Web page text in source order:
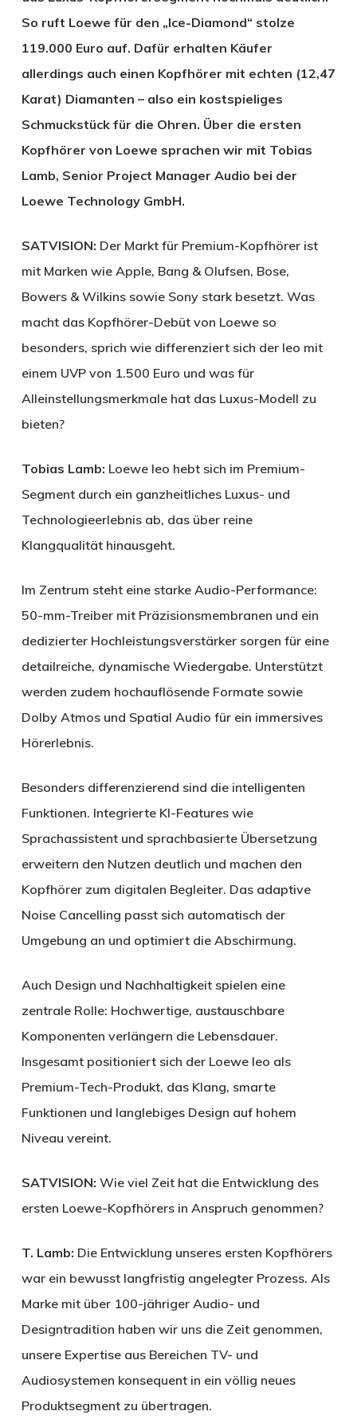
So ruft Loewe für den „Ice-Diamond“ stolze
119.000 Euro auf. Dafür erhalten Käufer
allerdings auch einen Kopfhörer mit echten (12,47
Karat) Diamanten – also ein kostspieliges
Schmuckstück für die Ohren. Über die ersten
Kopfhörer von Loewe sprachen wir mit Tobias
Lamb, Senior Project Manager Audio bei der
Loewe Technology GmbH.
SATVISION: Der Markt für Premium-Kopfhörer ist
mit Marken wie Apple, Bang & Olufsen, Bose,
Bowers & Wilkins sowie Sony stark besetzt. Was
macht das Kopfhörer-Debüt von Loewe so
besonders, sprich wie differenziert sich der leo mit
einem UVP von 1.500 Euro und was für
Alleinstellungsmerkmale hat das Luxus-Modell zu
bieten?
Tobias Lamb: Loewe leo hebt sich im Premium-
Segment durch ein ganzheitliches Luxus- und
Technologieerlebnis ab, das über reine
Klangqualität hinausgeht.
Im Zentrum steht eine starke Audio-Performance:
50-mm-Treiber mit Präzisionsmembranen und ein
dedizierter Hochleistungsverstärker sorgen für eine
detailreiche, dynamische Wiedergabe. Unterstützt
werden zudem hochauflösende Formate sowie
Dolby Atmos und Spatial Audio für ein immersives
Hörerlebnis.
Besonders differenzierend sind die intelligenten
Funktionen. Integrierte KI-Features wie
Sprachassistent und sprachbasierte Übersetzung
erweitern den Nutzen deutlich und machen den
Kopfhörer zum digitalen Begleiter. Das adaptive
Noise Cancelling passt sich automatisch der
Umgebung an und optimiert die Abschirmung.
Auch Design und Nachhaltigkeit spielen eine
zentrale Rolle: Hochwertige, austauschbare
Komponenten verlängern die Lebensdauer.
Insgesamt positioniert sich der Loewe leo als
Premium-Tech-Produkt, das Klang, smarte
Funktionen und langlebiges Design auf hohem
Niveau vereint.
SATVISION: Wie viel Zeit hat die Entwicklung des
ersten Loewe-Kopfhörers in Anspruch genommen?
T. Lamb: Die Entwicklung unseres ersten Kopfhörers
war ein bewusst langfristig angelegter Prozess. Als
Marke mit über 100-jähriger Audio- und
Designtradition haben wir uns die Zeit genommen,
unsere Expertise aus Bereichen TV- und
Audiosystemen konsequent in ein völlig neues
Produktsegment zu übertragen.